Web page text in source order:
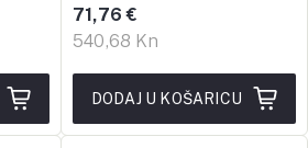
540,68 Kn
71,76 €
DODAJ U KOŠARICU